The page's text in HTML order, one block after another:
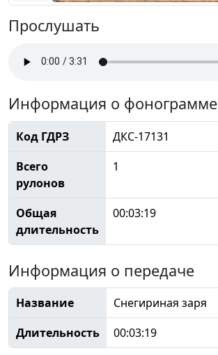
Прослушать
Информация о фонограмме
Код ГДРЗ
ДКС-17131
Всего
рулонов
1
Общая
длительность
00:03:19
Информация о передаче
Название
Снегириная заря
Длительность
00:03:19